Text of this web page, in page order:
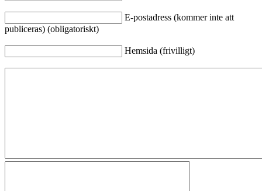
E-postadress (kommer inte att
publiceras) (obligatoriskt)
Hemsida (frivilligt)